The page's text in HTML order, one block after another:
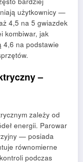
użytkownicy —
4,5 na 5 gwiazdek
kombiwar, jak
4,6 na podstawie
–
zależy od
energii. Parowar
— posiada
równomierne
podczas